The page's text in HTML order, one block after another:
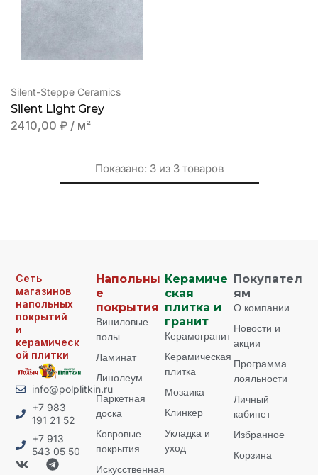
Silent-Steppe Ceramics
Silent Light Grey
2410,00 ₽ / м²
Показано: 3 из 3 товаров
Сеть
магазинов
напольных
покрытий
и
керамическ
ой плитки
info@polplitkin.ru
+7 983
191 21 52
+7 913
543 05 50
Напольны
е
покрытия
Виниловые
полы
Ламинат
Линолеум
Паркетная
доска
Ковровые
покрытия
Искусственная
Керамиче
ская
плитка и
гранит
Керамогранит
Керамическая
плитка
Мозаика
Клинкер
Укладка и
уход
Покупател
ям
О компании
Новости и
акции
Программа
лояльности
Личный
кабинет
Избранное
Корзина